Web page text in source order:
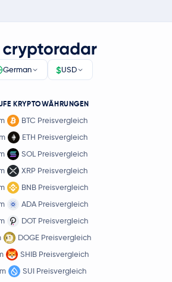
German $USD
KRYPTOWÄHRUNGEN
BTC Preisvergleich
ETH Preisvergleich
SOL Preisvergleich
XRP Preisvergleich
BNB Preisvergleich
ADA Preisvergleich
DOT Preisvergleich
DOGE Preisvergleich
SHIB Preisvergleich
SUI Preisvergleich